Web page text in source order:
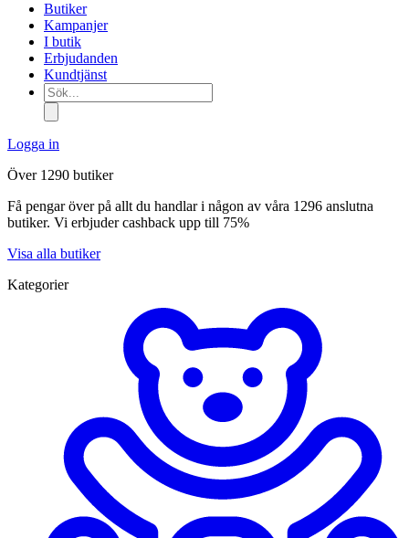
Butiker
Kampanjer
I butik
Erbjudanden
Kundtjänst
Sök...
Logga in
Över 1290 butiker
Få pengar över på allt du handlar i någon av våra 1296 anslutna
butiker. Vi erbjuder cashback upp till 75%
Visa alla butiker
Kategorier